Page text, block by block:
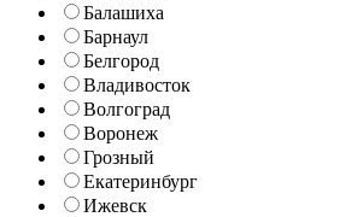
Балашиха
Барнаул
Белгород
Владивосток
Волгоград
Воронеж
Грозный
Екатеринбург
Ижевск